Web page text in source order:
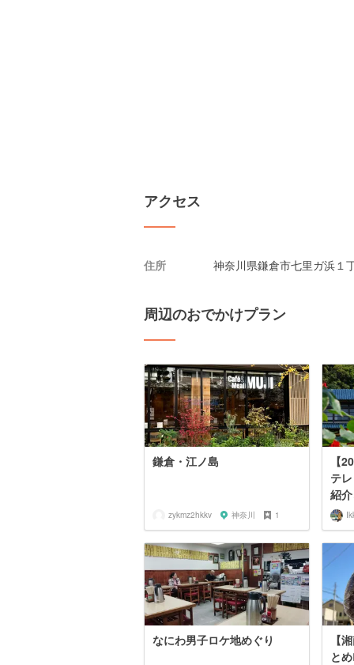
アクセス
住所 神奈川県鎌倉市七里ガ浜１
周辺のおでかけプラン
鎌倉・江ノ島
zykmz2hkkv 神奈川 1
【
テ
紹
なにわ男子ロケ地めぐり
【
とめ